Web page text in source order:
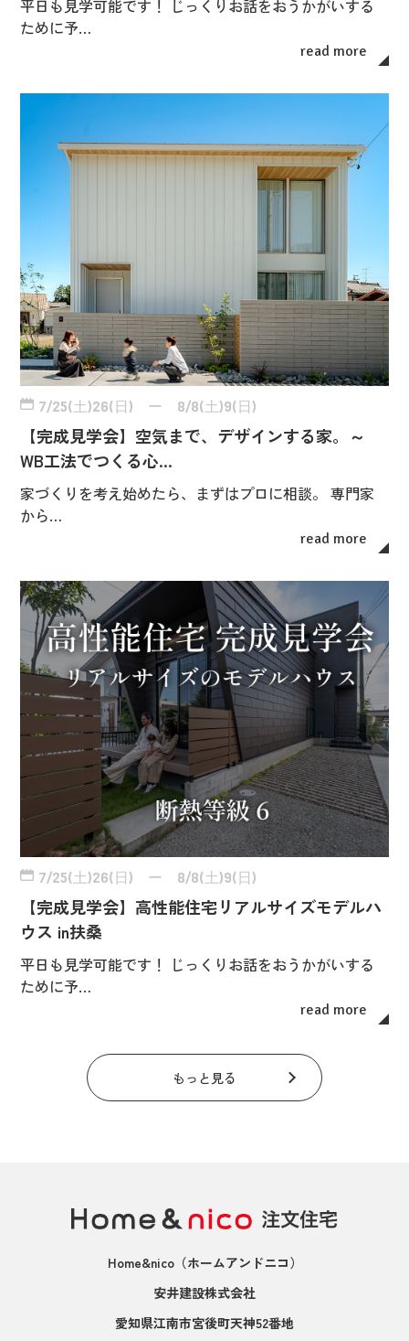
平日も見学可能です！ じっくりお話をおうかがいする
ために予…
read more
7/25(土)26(日) ー 8/8(土)9(日)
【完成見学会】空気まで、デザインする家。～
WB工法でつくる心…
家づくりを考え始めたら、まずはプロに相談。 専門家
から…
read more
7/25(土)26(日) ー 8/8(土)9(日)
【完成見学会】高性能住宅リアルサイズモデルハ
ウス in扶桑
平日も見学可能です！ じっくりお話をおうかがいする
ために予…
read more
もっと見る
Home&nico（ホームアンドニコ）
安井建設株式会社
愛知県江南市宮後町天神52番地